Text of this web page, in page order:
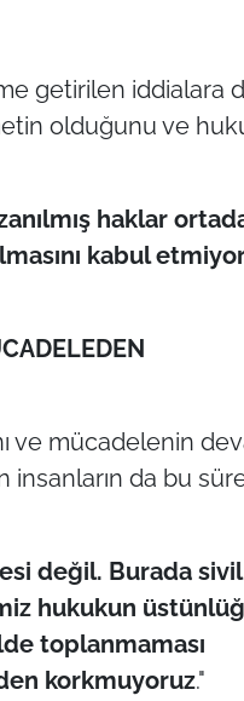
getirilen iddialara
olduğunu ve
haklar
kabul
ve mücadelenin
insanların da bu
değil. Burada
hukukun
toplanmaması
korkmuyoruz."